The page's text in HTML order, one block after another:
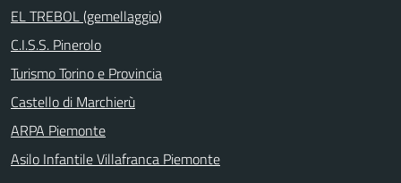
EL TREBOL (gemellaggio)
C.I.S.S. Pinerolo
Turismo Torino e Provincia
Castello di Marchierù
ARPA Piemonte
Asilo Infantile Villafranca Piemonte